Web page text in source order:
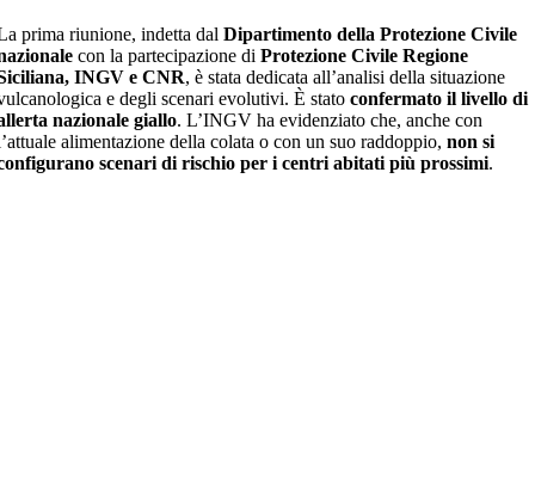
prima riunione, indetta dalDipartimento della Protezione Civile
con la partecipazione diProtezione Civile Regione
INGV e CNR, è stata dedicata all’analisi della situazione
e degli scenari evolutivi. È statoconfermato il livello di
nazionale giallo. L’INGV ha evidenziato che, anche con
alimentazione della colata o con un suo raddoppio,non si
scenari di rischio per i centri abitati più prossimi.